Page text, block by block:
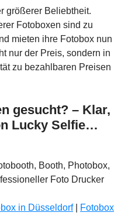
größerer Beliebtheit.
Fotoboxen sind zu
mieten ihre Fotobox nun
nur der Preis, sondern in
zu bezahlbaren Preisen
gesucht? – Klar,
Lucky Selfie…
Booth, Photobox,
Foto Drucker
in Düsseldorf|
Fotobox